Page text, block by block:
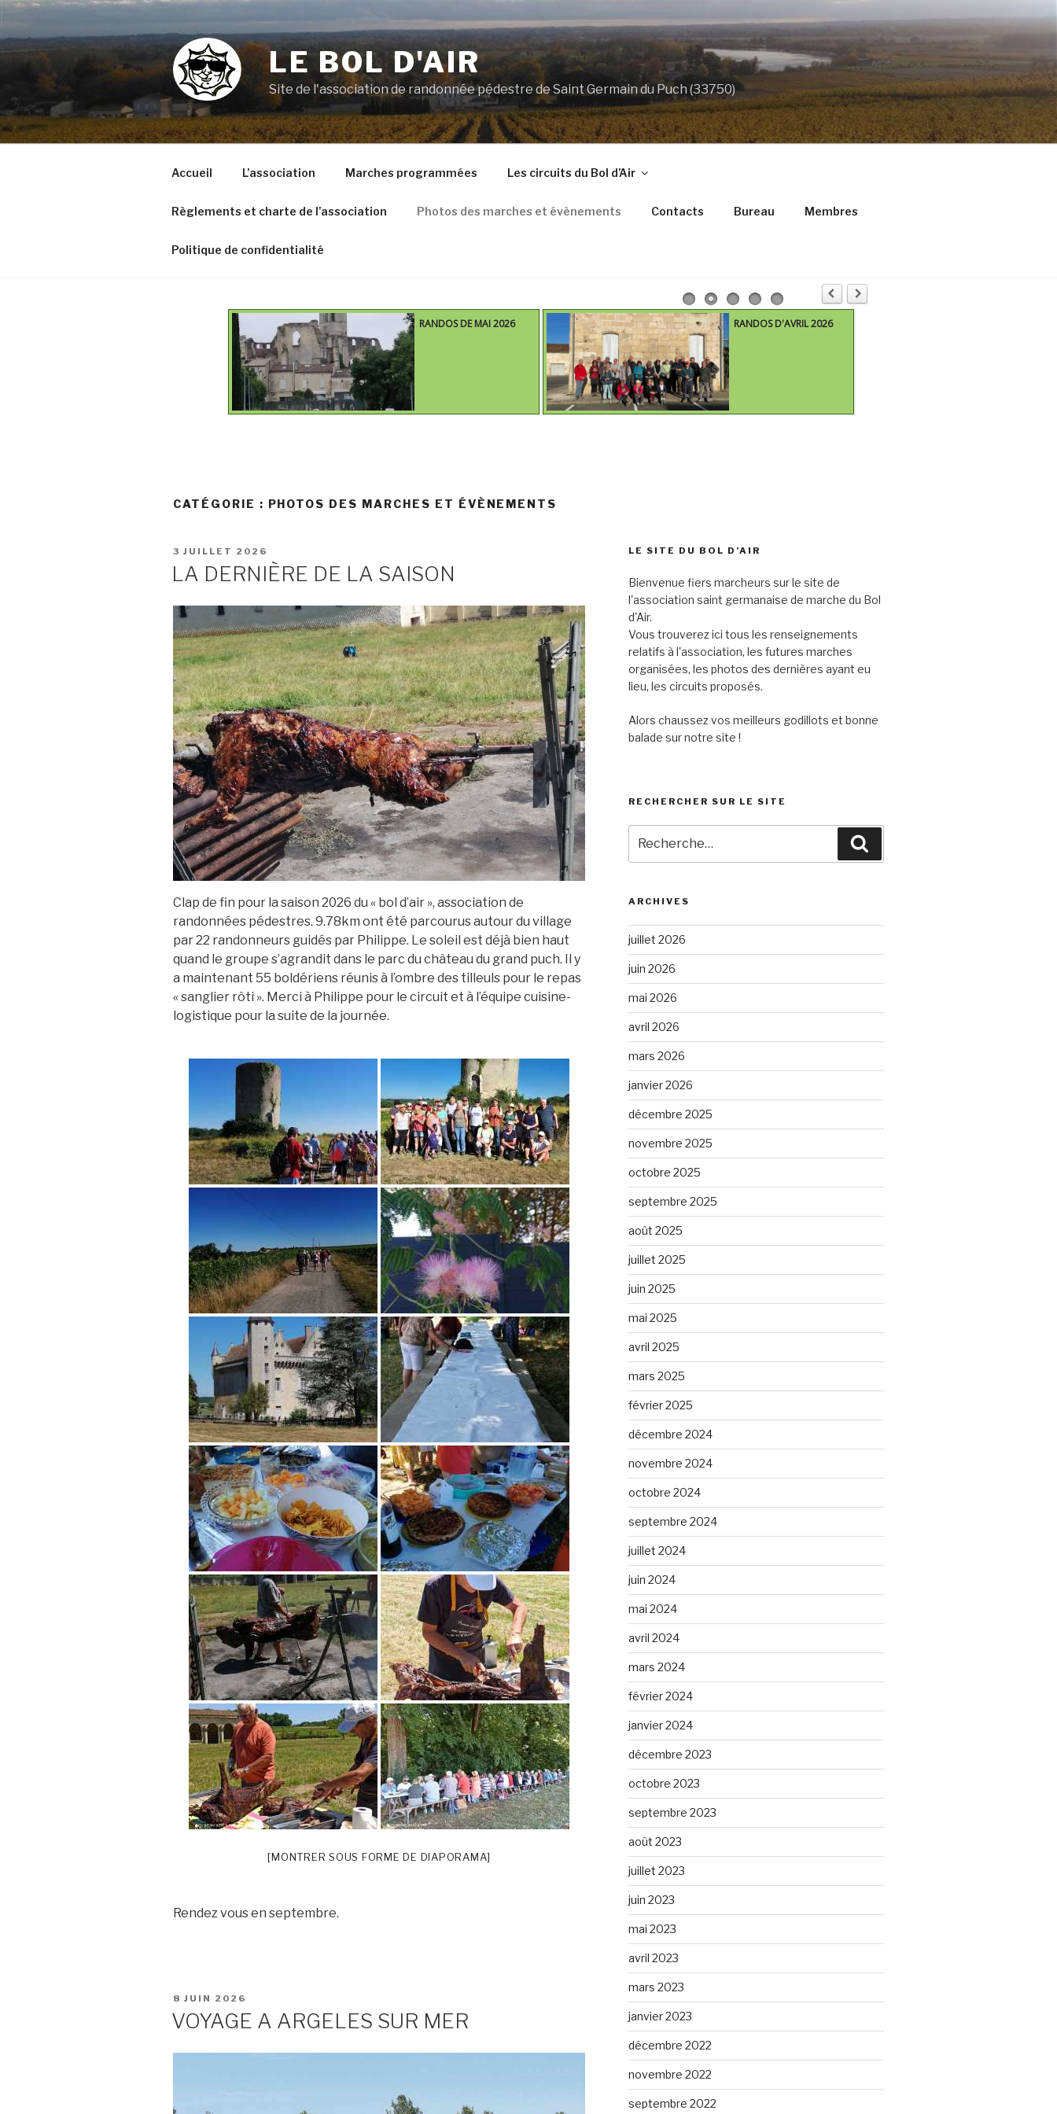
Aller
contenu
principal
LE BOL D'AIR
Site de l'association de randonnée pédestre de Saint Germain du Puch (33750)
Accueil L’association Marches programmées Les circuits du Bol d’Air
Règlements et charte de l’association Photos des marches et évènements Contacts Bureau Membres
Politique de confidentialité
RANDOS DE MAI 2026 RANDOS D'AVRIL 2026
CATÉGORIE : PHOTOS DES MARCHES ET ÉVÈNEMENTS
PUBLIÉ
3 JUILLET 2026
LA DERNIÈRE DE LA SAISON
Clap de fin pour la saison 2026 du « bol d’air », association de
randonnées pédestres. 9.78km ont été parcourus autour du village
par 22 randonneurs guidés par Philippe. Le soleil est déjà bien haut
quand le groupe s’agrandit dans le parc du château du grand puch. Il y
a maintenant 55 boldériens réunis à l’ombre des tilleuls pour le repas
« sanglier rôti ». Merci à Philippe pour le circuit et à l’équipe cuisine-
logistique pour la suite de la journée.
[MONTRER SOUS FORME DE DIAPORAMA]
Rendez vous en septembre.
PUBLIÉ
8 JUIN 2026
VOYAGE A ARGELES SUR MER
LE SITE DU BOL D’AIR
Bienvenue fiers marcheurs sur le site de
l'association saint germanaise de marche du Bol
d'Air.
Vous trouverez ici tous les renseignements
relatifs à l'association, les futures marches
organisées, les photos des dernières ayant eu
lieu, les circuits proposés.
Alors chaussez vos meilleurs godillots et bonne
balade sur notre site !
RECHERCHER SUR LE SITE
pour
:
ARCHIVES
juillet 2026
juin 2026
mai 2026
avril 2026
mars 2026
janvier 2026
décembre 2025
novembre 2025
octobre 2025
septembre 2025
août 2025
juillet 2025
juin 2025
mai 2025
avril 2025
mars 2025
février 2025
décembre 2024
novembre 2024
octobre 2024
septembre 2024
juillet 2024
juin 2024
mai 2024
avril 2024
mars 2024
février 2024
janvier 2024
décembre 2023
octobre 2023
septembre 2023
août 2023
juillet 2023
juin 2023
mai 2023
avril 2023
mars 2023
janvier 2023
décembre 2022
novembre 2022
septembre 2022